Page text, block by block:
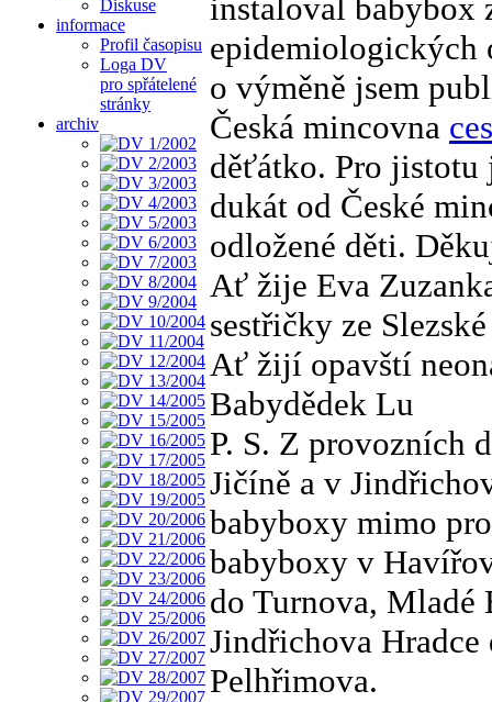
Diskuse
informace
Profil časopisu
Loga DV
pro spřátelené
stránky
archiv
instaloval babybox
epidemiologických
o výměně jsem
Česká mincovna
děťátko. Pro jistotu
dukát od České
odložené děti.
Ať žije Eva
sestřičky ze
Ať žijí opavští
Babydědek Lu
P. S. Z provozních
Jičíně a v
babyboxy mimo
babyboxy v
do Turnova, Mladé
Jindřichova
Pelhřimova.